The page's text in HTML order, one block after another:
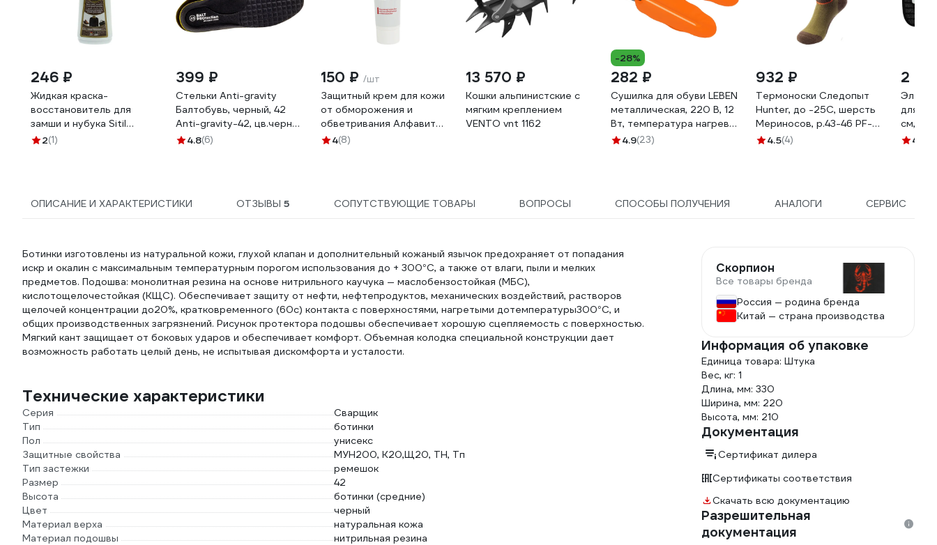
246 ₽
Жидкая краска-
восстановитель для
замши и нубука Sitil
Suede&Nubuck Renovator
2(1)
399 ₽
Стельки Anti-gravity
Балтобувь, черный, 42
Anti-gravity-42, цв.черн
Anti-gravity-42, цв.черн
4.8(6)
150 ₽ /шт
Защитный крем для кожи
от обморожения и
обветривания Алфавит
Защиты 100 мл 265
4(8)
13 570 ₽
Кошки альпинистские с
мягким креплением
VENTO vnt 1162
-28%
282 ₽
Сушилка для обуви LEBEN
металлическая, 220 В, 12
Вт, температура нагрева
65-80 градусов 410-005
4.9(23)
932 ₽
Термоноски Следопыт
Hunter, до -25С, шерсть
Мериносов, р.43-46 PF-
TS-18
4.5(4)
2
для
см, с
4.6
ОПИСАНИЕ И ХАРАКТЕРИСТИКИ ОТЗЫВЫ5 СОПУТСТВУЮЩИЕ ТОВАРЫ ВОПРОСЫ СПОСОБЫ ПОЛУЧЕНИЯ АНАЛОГИ СЕРВИС
Ботинки изготовлены из натуральной кожи, глухой клапан и дополнительный кожаный язычок предохраняет от попадания
искр и окалин с максимальным температурным порогом использования до + 300°С, а также от влаги, пыли и мелких
предметов. Подошва: монолитная резина на основе нитрильного каучука — маслобензостойкая (МБС),
кислотощелочестойкая (КЩС). Обеспечивает защиту от нефти, нефтепродуктов, механических воздействий, растворов
щелочей концентрации до20%, кратковременного (60с) контакта с поверхностями, нагретыми дотемпературы300°С, и
общих производственных загрязнений. Рисунок протектора подошвы обеспечивает хорошую сцепляемость с поверхностью.
Мягкий кант защищает от боковых ударов и обеспечивает комфорт. Объемная колодка специальной конструкции дает
возможность работать целый день, не испытывая дискомфорта и усталости.
Технические характеристики
Серия
Сварщик
Тип
ботинки
Пол
унисекс
Защитные свойства
МУН200, К20,Щ20, ТН, Тп
Тип застежки
ремешок
Размер
42
Высота
ботинки (средние)
Цвет
черный
Материал верха
натуральная кожа
Материал подошвы
нитрильная резина
Скорпион
Все товары бренда
Россия — родина бренда
Китай — страна производства
Информация об упаковке
Единица товара: Штука
Вес, кг: 1
Длина, мм: 330
Ширина, мм: 220
Высота, мм: 210
Документация
Сертификат дилера
Сертификаты соответствия
Скачать всю документацию
Разрешительная
документация